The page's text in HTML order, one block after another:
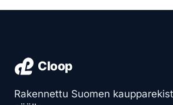
Rakennettu Suomen